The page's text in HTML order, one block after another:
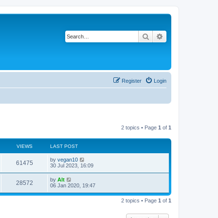
Search
Login
Register
2 topics • Page 1 of 1
VIEWS LAST POST
61475V
i
L
a
t
p
o
s
by vegan10
30 Jul 2023, 16:09
28572V
i
L
a
t
by Alt
06 Jan 2020, 19:47
2 topics • Page 1 of 1